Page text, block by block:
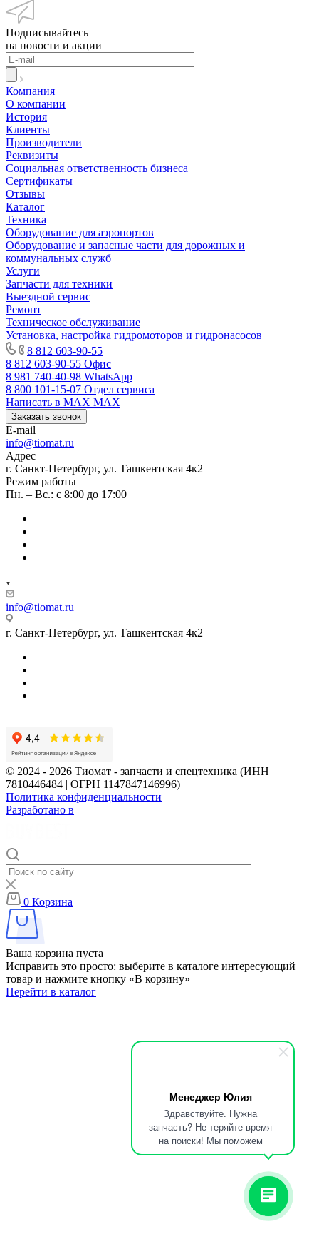
Менеджер Юлия
Здравствуйте. Нужна
запчасть? Не теряйте время
на поиски! Мы поможем
Подписывайтесь
на новости и акции
Компания
О компании
История
Клиенты
Производители
Реквизиты
Социальная ответственность бизнеса
Сертификаты
Отзывы
Каталог
Техника
Оборудование для аэропортов
Оборудование и запасные части для дорожных и
коммунальных служб
Услуги
Запчасти для техники
Выездной сервис
Ремонт
Техническое обслуживание
Установка, настройка гидромоторов и гидронасосов
8 812 603-90-55
8 812 603-90-55 Офис
8 981 740-40-98 WhatsApp
8 800 101-15-07 Отдел сервиса
Написать в MAX MAX
Заказать звонок
E-mail
info@tiomat.ru
Адрес
г. Санкт-Петербург, ул. Ташкентская 4к2
Режим работы
Пн. – Вс.: с 8:00 до 17:00
info@tiomat.ru
г. Санкт-Петербург, ул. Ташкентская 4к2
© 2024 - 2026 Тиомат - запчасти и спецтехника (ИНН
7810446484 | ОГРН 1147847146996)
Политика конфиденциальности
Разработано в
0 Корзина
Ваша корзина пуста
Исправить это просто: выберите в каталоге интересующий
товар и нажмите кнопку «В корзину»
Перейти в каталог